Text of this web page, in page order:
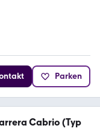
Parken
Cabrio (Typ